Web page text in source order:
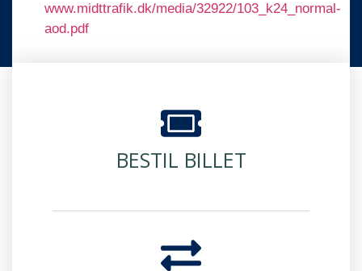
www.midttrafik.dk/media/32922/103_k24_normal-
aod.pdf
BESTIL BILLET